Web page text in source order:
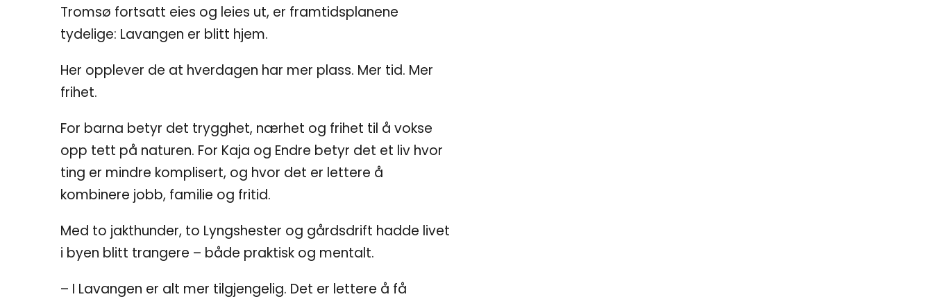
Tromsø fortsatt eies og leies ut, er framtidsplanene
tydelige: Lavangen er blitt hjem.
Her opplever de at hverdagen har mer plass. Mer tid. Mer
frihet.
For barna betyr det trygghet, nærhet og frihet til å vokse
opp tett på naturen. For Kaja og Endre betyr det et liv hvor
ting er mindre komplisert, og hvor det er lettere å
kombinere jobb, familie og fritid.
Med to jakthunder, to Lyngshester og gårdsdrift hadde livet
i byen blitt trangere – både praktisk og mentalt.
– I Lavangen er alt mer tilgjengelig. Det er lettere å få